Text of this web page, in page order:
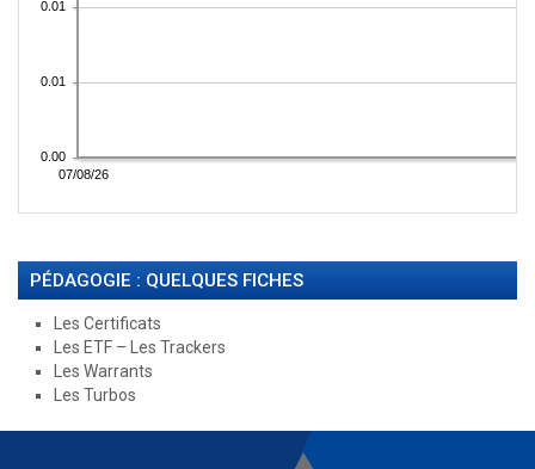
PÉDAGOGIE : QUELQUES FICHES
Les Certificats
Les ETF – Les Trackers
Les Warrants
Les Turbos